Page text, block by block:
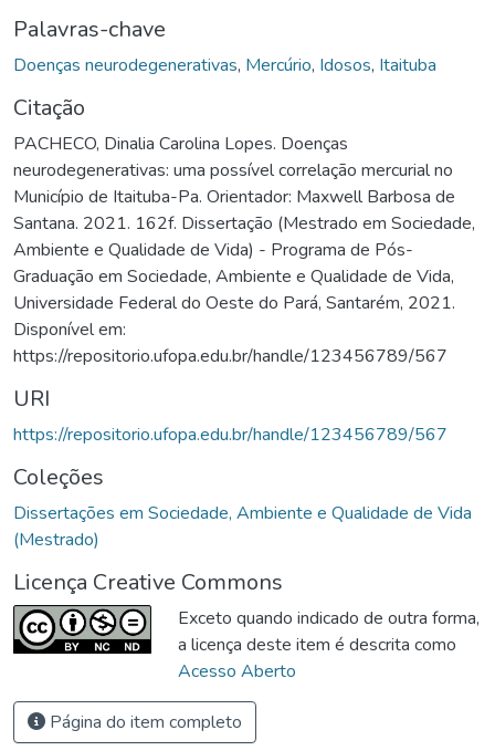
Palavras-chave
Doenças neurodegenerativas, Mercúrio, Idosos, Itaituba
Citação
PACHECO, Dinalia Carolina Lopes. Doenças
neurodegenerativas: uma possível correlação mercurial no
Município de Itaituba-Pa. Orientador: Maxwell Barbosa de
Santana. 2021. 162f. Dissertação (Mestrado em Sociedade,
Ambiente e Qualidade de Vida) - Programa de Pós-
Graduação em Sociedade, Ambiente e Qualidade de Vida,
Universidade Federal do Oeste do Pará, Santarém, 2021.
Disponível em:
https://repositorio.ufopa.edu.br/handle/123456789/567
URI
https://repositorio.ufopa.edu.br/handle/123456789/567
Coleções
Dissertações em Sociedade, Ambiente e Qualidade de Vida
(Mestrado)
Licença Creative Commons
Exceto quando indicado de outra forma,
a licença deste item é descrita como
Acesso Aberto
Página do item completo